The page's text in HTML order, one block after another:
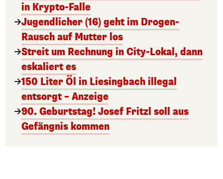
in Krypto-Falle
Jugendlicher (16) geht im Drogen-
Rausch auf Mutter los
Streit um Rechnung in City-Lokal, dann
eskaliert es
150 Liter Öl in Liesingbach illegal
entsorgt – Anzeige
90. Geburtstag! Josef Fritzl soll aus
Gefängnis kommen